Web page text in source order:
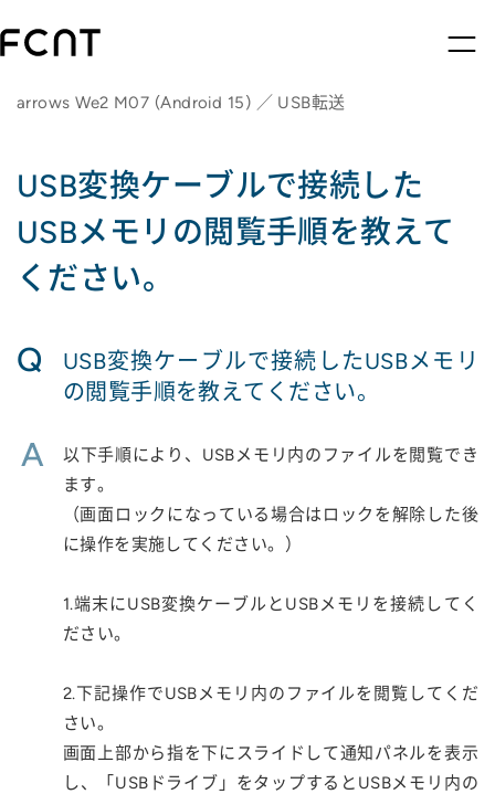
arrows We2 M07 (Android 15) ／ USB転送
USB変換ケーブルで接続した
USBメモリの閲覧手順を教えて
ください。
Q
USB変換ケーブルで接続したUSBメモリ
の閲覧手順を教えてください。
A
以下手順により、USBメモリ内のファイルを閲覧でき
ます。
（画面ロックになっている場合はロックを解除した後
に操作を実施してください。）
1.端末にUSB変換ケーブルとUSBメモリを接続してく
ださい。
2.下記操作でUSBメモリ内のファイルを閲覧してくだ
さい。
画面上部から指を下にスライドして通知パネルを表示
し、「USBドライブ」をタップするとUSBメモリ内の